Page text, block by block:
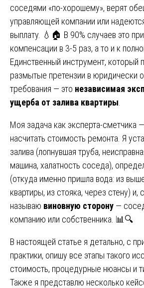
соседями «по-хорошему», верят
управляющей компании или
выплату. 💧🏠 В 90% случаев это
компенсации в 3-5 раз, а то и к
Единственный инструмент, который
размытые претензии в юридически
требования — это независимая
ущерба от залива квартиры
Моя задача как эксперта-сметчика
насчитать стоимость ремонта. Я
залива (лопнувшая труба,
машина, халатность соседа),
(откуда именно пришла вода: из
квартиры, из стояка, через стену) и,
называю виновную сторону —
компанию или собственника. 📊🔍
В настоящей статье я детально, с
практики, опишу все этапы такого
стоимость, процедурные нюансы и
Также я представлю несколько